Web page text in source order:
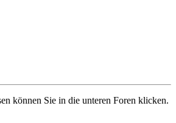
können Sie in die unteren Foren klicken.